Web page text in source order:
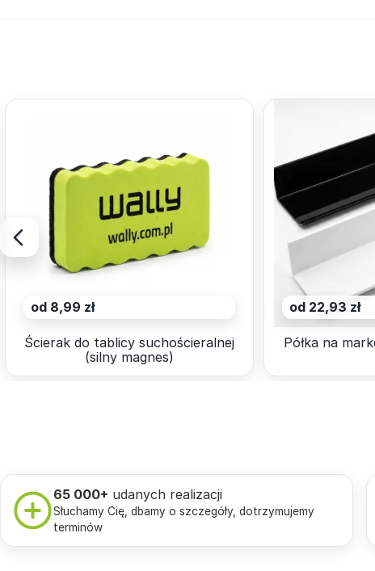
od 8,99 zł
Ścierak do tablicy suchościeralnej
(silny magnes)
od 22,93 zł
Półka na
65 000+ udanych realizacji
Słuchamy Cię, dbamy o szczegóły, dotrzymujemy
terminów